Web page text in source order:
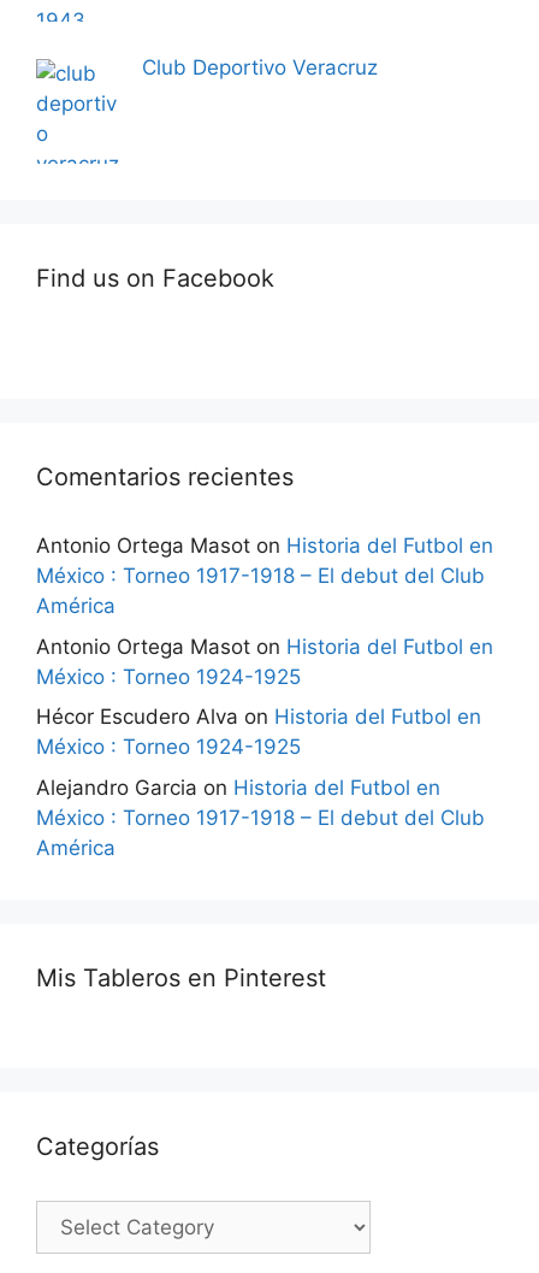
Club Deportivo Veracruz
Find us on Facebook
Comentarios recientes
Antonio Ortega Masot on Historia del Futbol en
México : Torneo 1917-1918 – El debut del Club
América
Antonio Ortega Masot on Historia del Futbol en
México : Torneo 1924-1925
Hécor Escudero Alva on Historia del Futbol en
México : Torneo 1924-1925
Alejandro Garcia on Historia del Futbol en
México : Torneo 1917-1918 – El debut del Club
América
Mis Tableros en Pinterest
Categorías
Categorías